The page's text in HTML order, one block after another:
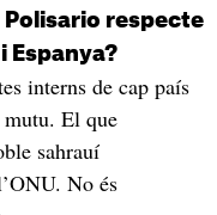
Polisario respecte
Espanya?
interns de cap país
mutu. El que
sahrauí
No és